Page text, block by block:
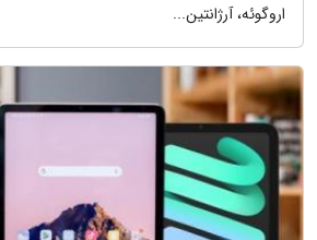
اروگوئه، آرژانتین...